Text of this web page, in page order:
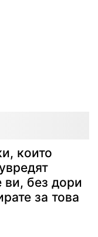
които
ви, без дори
за това